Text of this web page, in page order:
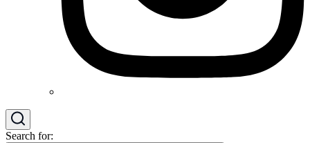
Search for: